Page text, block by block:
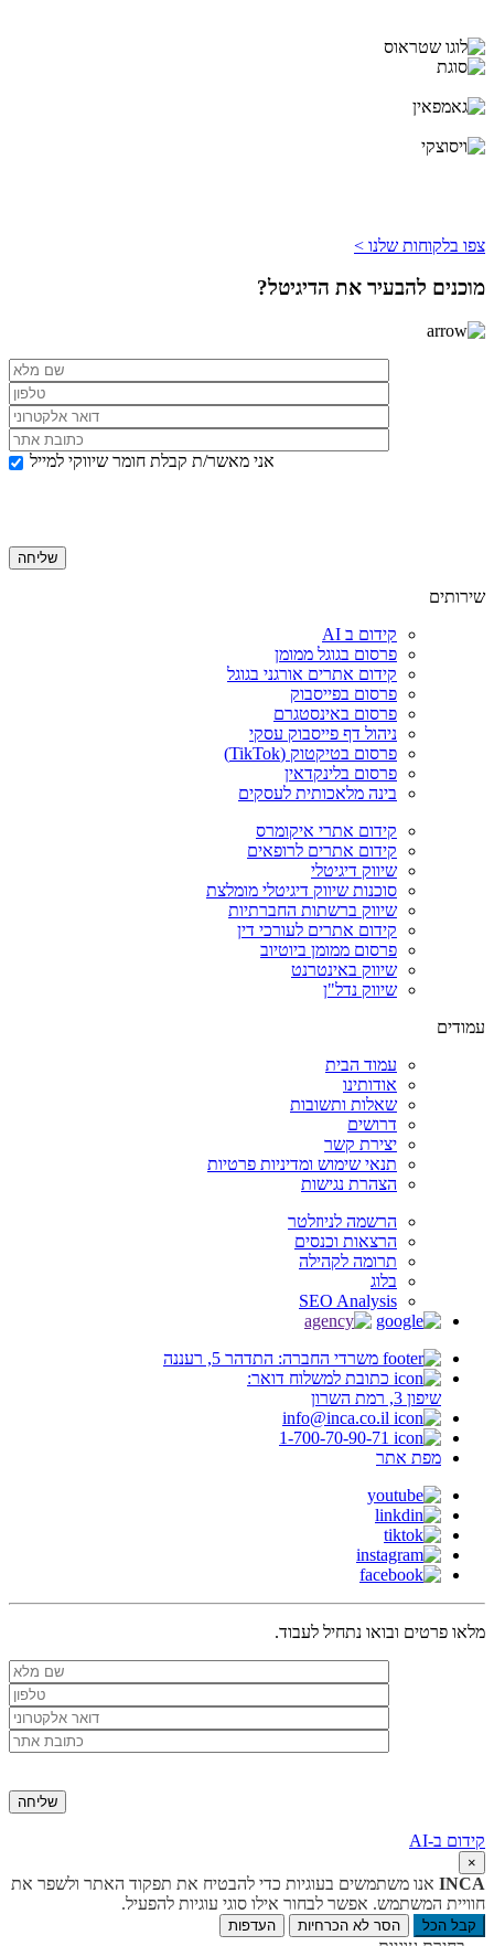
צפו בלקוחות שלנו >
מוכנים להבעיר את הדיגיטל?
אני מאשר/ת קבלת חומר שיווקי למייל
שירותים
קידום ב AI
פרסום בגוגל ממומן
קידום אתרים אורגני בגוגל
פרסום בפייסבוק
פרסום באינסטגרם
ניהול דף פייסבוק עסקי
פרסום בטיקטוק (TikTok)
פרסום בלינקדאין
בינה מלאכותית לעסקים
קידום אתרי איקומרס
קידום אתרים לרופאים
שיווק דיגיטלי
סוכנות שיווק דיגיטלי מומלצת
שיווק ברשתות החברתיות
קידום אתרים לעורכי דין
פרסום ממומן ביוטיוב
שיווק באינטרנט
שיווק נדל"ן
עמודים
עמוד הבית
אודותינו
שאלות ותשובות
דרושים
יצירת קשר
תנאי שימוש ומדיניות פרטיות
הצהרת נגישות
הרשמה לניוזלטר
הרצאות וכנסים
תרומה לקהילה
בלוג
SEO Analysis
משרדי החברה: התדהר 5, רעננה
כתובת למשלוח דואר:
שיפון 3, רמת השרון
info@inca.co.il
1-700-70-90-71
מפת אתר
מלאו פרטים ובואו נתחיל לעבוד.
קידום ב-AI
×
INCA אנו משתמשים בעוגיות כדי להבטיח את תפקוד האתר ולשפר את
חוויית המשתמש. אפשר לבחור אילו סוגי עוגיות להפעיל.
קבל הכל הסר לא הכרחיות העדפות